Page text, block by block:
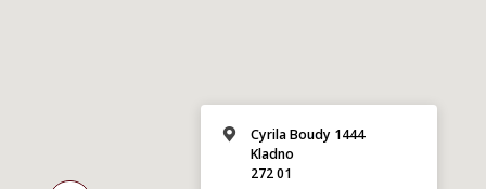
Cyrila Boudy 1444
Kladno
272 01